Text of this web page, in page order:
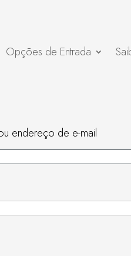
Opções de Entrada
endereço de e-mail